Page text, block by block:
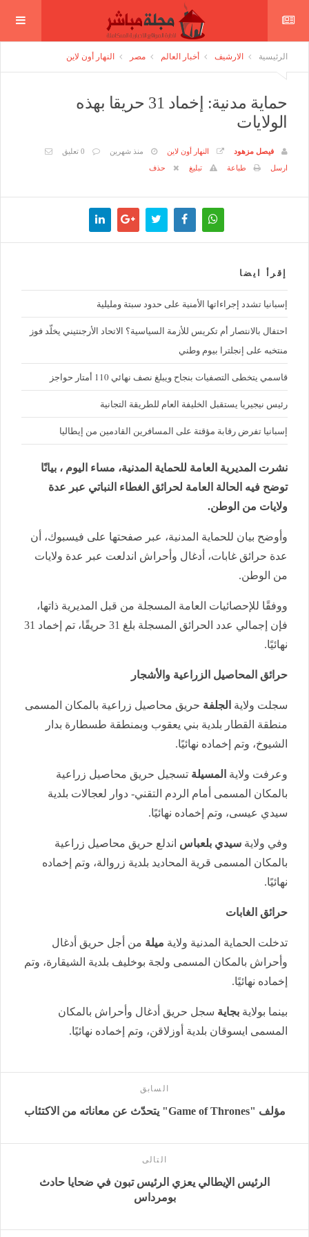
الرئيسية الارشيف أخبار العالم مصر النهار أون لاين
حماية مدنية: إخماد 31 حريقا بهذه
الولايات
فيصل مزهود النهار أون لاين منذ شهرين
0 تعليق
ارسل
طباعة تبليغ حذف
إقرأ ايضا
إسبانيا تشدد إجراءاتها الأمنية على حدود سبتة ومليلية
احتفال بالانتصار أم تكريس للأزمة السياسية؟ الاتحاد الأرجنتيني يخلّد فوز
منتخبه على إنجلترا بيوم وطني
قاسمي يتخطى التصفيات بنجاح ويبلغ نصف نهائي 110 أمتار حواجز
رئيس نيجيريا يستقبل الخليفة العام للطريقة التجانية
إسبانيا تفرض رقابة مؤقتة على المسافرين القادمين من إيطاليا
نشرت المديرية العامة للحماية المدنية، مساء اليوم ، بيانًا
توضح فيه الحالة العامة لحرائق الغطاء النباتي عبر عدة
ولايات من الوطن.
وأوضح بيان للحماية المدنية، عبر صفحتها على فيسبوك، أن
عدة حرائق غابات، أدغال وأحراش اندلعت عبر عدة ولايات
من الوطن.
ووفقًا للإحصائيات العامة المسجلة من قبل المديرية ذاتها،
فإن إجمالي عدد الحرائق المسجلة بلغ 31 حريقًا، تم إخماد 31
نهائيًا.
حرائق المحاصيل الزراعية والأشجار
سجلت ولاية الجلفة حريق محاصيل زراعية بالمكان المسمى
منطقة القطار بلدية بني يعقوب وبمنطقة طسطارة بدار
الشيوخ، وتم إخماده نهائيًا.
وعرفت ولاية المسيلة تسجيل حريق محاصيل زراعية
بالمكان المسمى أمام الردم التقني- دوار لعجالات بلدية
سيدي عيسى، وتم إخماده نهائيًا.
وفي ولاية سيدي بلعباس اندلع حريق محاصيل زراعية
بالمكان المسمى قرية المحاديد بلدية زروالة، وتم إخماده
نهائيًا.
حرائق الغابات
تدخلت الحماية المدنية ولاية ميلة من أجل حريق أدغال
وأحراش بالمكان المسمى ولجة بوخليف بلدية الشيقارة، وتم
إخماده نهائيًا.
بينما بولاية بجاية سجل حريق أدغال وأحراش بالمكان
المسمى ايسوقان بلدية أوزلاقن، وتم إخماده نهائيًا.
السابق
مؤلف "Game of Thrones" يتحدّث عن معاناته من الاكتئاب
التالى
الرئيس الإيطالي يعزي الرئيس تبون في ضحايا حادث
بومرداس